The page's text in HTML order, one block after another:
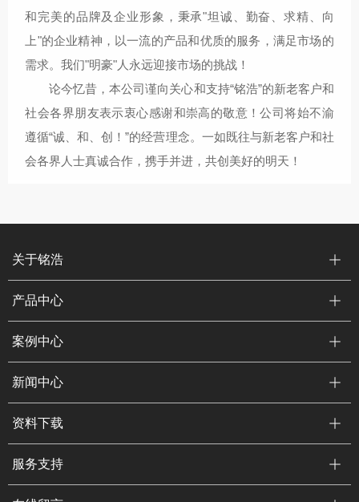
和完美的品牌及企业形象，秉承"坦诚、勤奋、求精、向
上"的企业精神，以一流的产品和优质的服务，满足市场的
需求。我们"明豪"人永远迎接市场的挑战！
论今忆昔，本公司谨向关心和支持“铭浩”的新老客户和
社会各界朋友表示衷心感谢和崇高的敬意！公司将始不渝
遵循“诚、和、创！”的经营理念。一如既往与新老客户和社
会各界人士真诚合作，携手并进，共创美好的明天！
关于铭浩
产品中心
案例中心
新闻中心
资料下载
服务支持